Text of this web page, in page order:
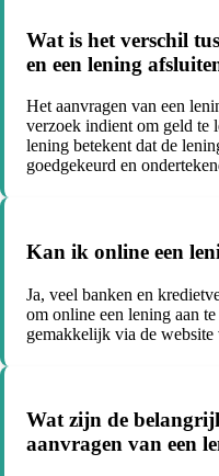
Wat is het verschil
en een lening
Het aanvragen van een
verzoek indient om geld te
lening betekent dat de
goedgekeurd en
Kan ik online een
Ja, veel banken en
om online een lening aan
gemakkelijk via de website
Wat zijn de
aanvragen van een